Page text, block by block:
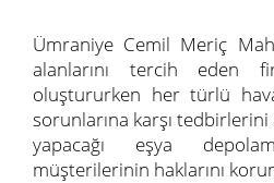
Ümraniye Cemil Meriç
alanlarını tercih eden
oluştururken her türlü
sorunlarına karşı
yapacağı eşya
müşterilerinin haklarını